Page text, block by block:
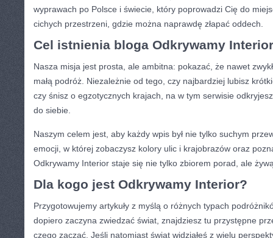
wyprawach po Polsce i świecie, który poprowadzi Cię do
cichych przestrzeni, gdzie można naprawdę złapać oddech.
Cel istnienia bloga Odkrywamy Interior
Nasza misja jest prosta, ale ambitna: pokazać, że nawet
małą podróż. Niezależnie od tego, czy najbardziej lubisz
czy śnisz o egzotycznych krajach, na w tym serwisie
do siebie.
Naszym celem jest, aby każdy wpis był nie tylko suchym
emocji, w której zobaczysz kolory ulic i krajobrazów oraz
Odkrywamy Interior staje się nie tylko zbiorem porad, ale
Dla kogo jest Odkrywamy Interior?
Przygotowujemy artykuły z myślą o różnych typach
dopiero zaczyna zwiedzać świat, znajdziesz tu przystępne
czego zacząć. Jeśli natomiast świat widziałeś z wielu